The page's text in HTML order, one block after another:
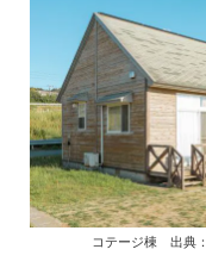
コテージ棟 出典